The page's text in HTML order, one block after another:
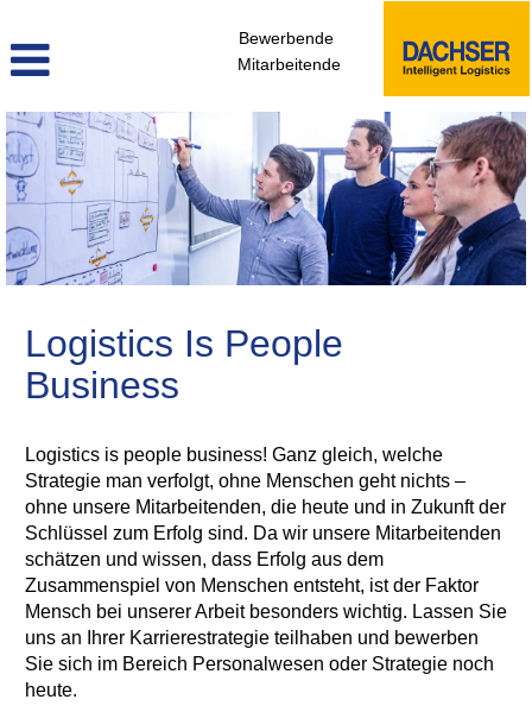
Bewerbende
Mitarbeitende
Personalwesen,
Strategie
&
Transformation
Logistics Is People
Business
Logistics is people business! Ganz gleich, welche
Strategie man verfolgt, ohne Menschen geht nichts –
ohne unsere Mitarbeitenden, die heute und in Zukunft der
Schlüssel zum Erfolg sind. Da wir unsere Mitarbeitenden
schätzen und wissen, dass Erfolg aus dem
Zusammenspiel von Menschen entsteht, ist der Faktor
Mensch bei unserer Arbeit besonders wichtig. Lassen Sie
uns an Ihrer Karrierestrategie teilhaben und bewerben
Sie sich im Bereich Personalwesen oder Strategie noch
heute.